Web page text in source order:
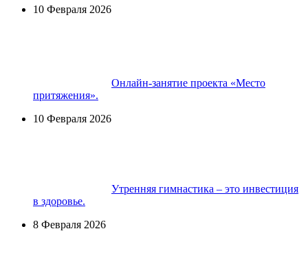
10 Февраля 2026
Онлайн-занятие проекта «Место
притяжения».
10 Февраля 2026
Утренняя гимнастика – это инвестиция
в здоровье.
8 Февраля 2026